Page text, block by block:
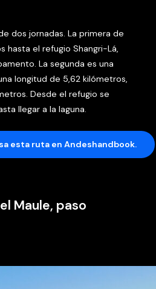
dos jornadas. La primera de
hasta el refugio Shangri-Lá,
La segunda es una
longitud de 5,62 kilómetros,
Desde el refugio se
llegar a la laguna.
esta ruta en Andeshandbook.
Maule, paso